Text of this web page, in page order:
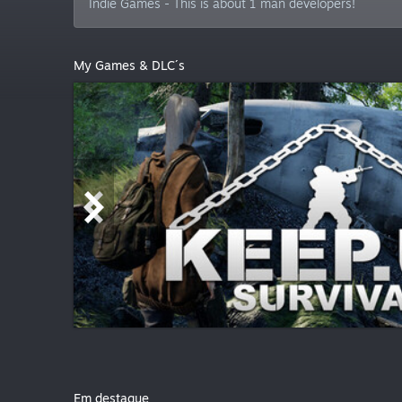
Indie Games - This is about 1 man developers!
My Games & DLC´s
Em destaque